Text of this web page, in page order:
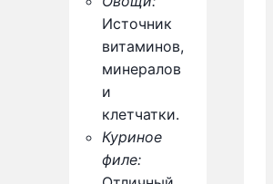
Источник
витаминов,
минералов
и
клетчатки.
Куриное
филе: